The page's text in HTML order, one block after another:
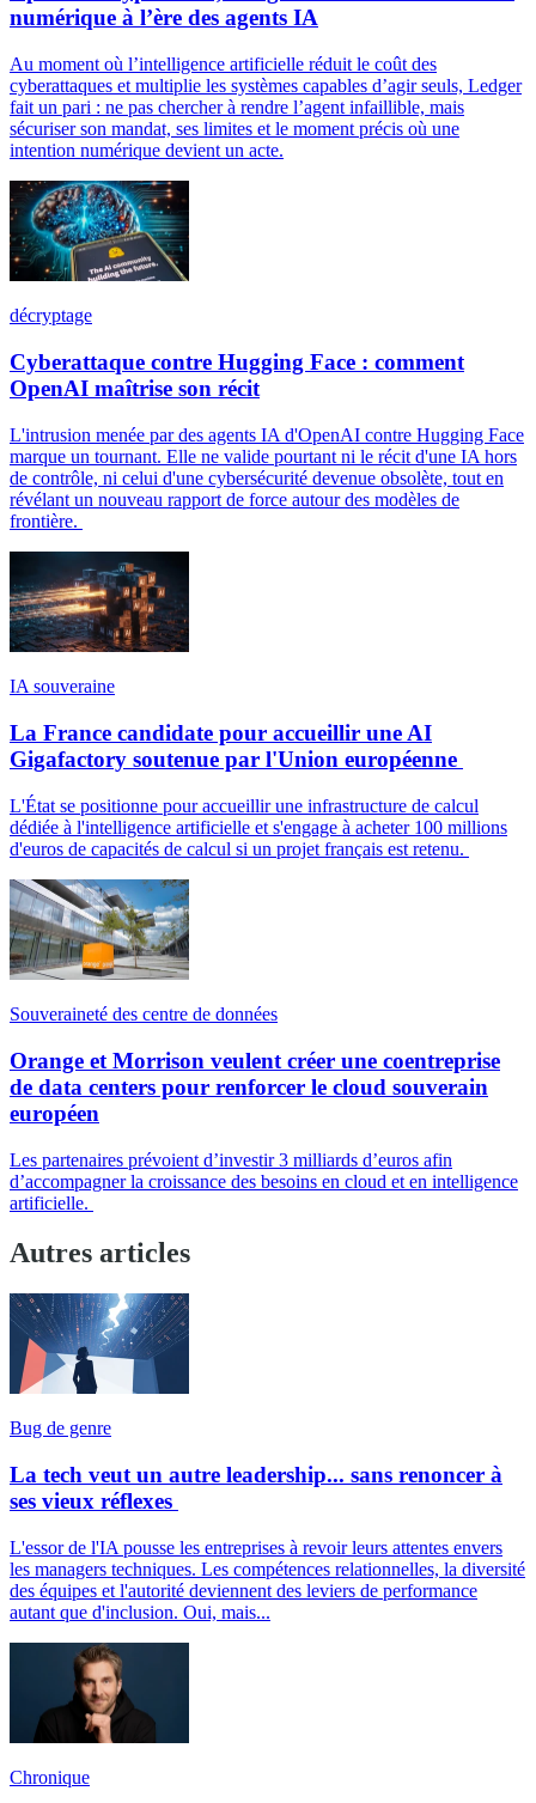
numérique à l’ère des agents IA
Au moment où l’intelligence artificielle réduit le coût des
cyberattaques et multiplie les systèmes capables d’agir seuls, Ledger
fait un pari : ne pas chercher à rendre l’agent infaillible, mais
sécuriser son mandat, ses limites et le moment précis où une
intention numérique devient un acte.
décryptage
Cyberattaque contre Hugging Face : comment
OpenAI maîtrise son récit
L'intrusion menée par des agents IA d'OpenAI contre Hugging Face
marque un tournant. Elle ne valide pourtant ni le récit d'une IA hors
de contrôle, ni celui d'une cybersécurité devenue obsolète, tout en
révélant un nouveau rapport de force autour des modèles de
frontière.
IA souveraine
La France candidate pour accueillir une AI
Gigafactory soutenue par l'Union européenne
L'État se positionne pour accueillir une infrastructure de calcul
dédiée à l'intelligence artificielle et s'engage à acheter 100 millions
d'euros de capacités de calcul si un projet français est retenu.
Souveraineté des centre de données
Orange et Morrison veulent créer une coentreprise
de data centers pour renforcer le cloud souverain
européen
Les partenaires prévoient d’investir 3 milliards d’euros afin
d’accompagner la croissance des besoins en cloud et en intelligence
artificielle.
Autres articles
Bug de genre
La tech veut un autre leadership... sans renoncer à
ses vieux réflexes
L'essor de l'IA pousse les entreprises à revoir leurs attentes envers
les managers techniques. Les compétences relationnelles, la diversité
des équipes et l'autorité deviennent des leviers de performance
autant que d'inclusion. Oui, mais...
Chronique